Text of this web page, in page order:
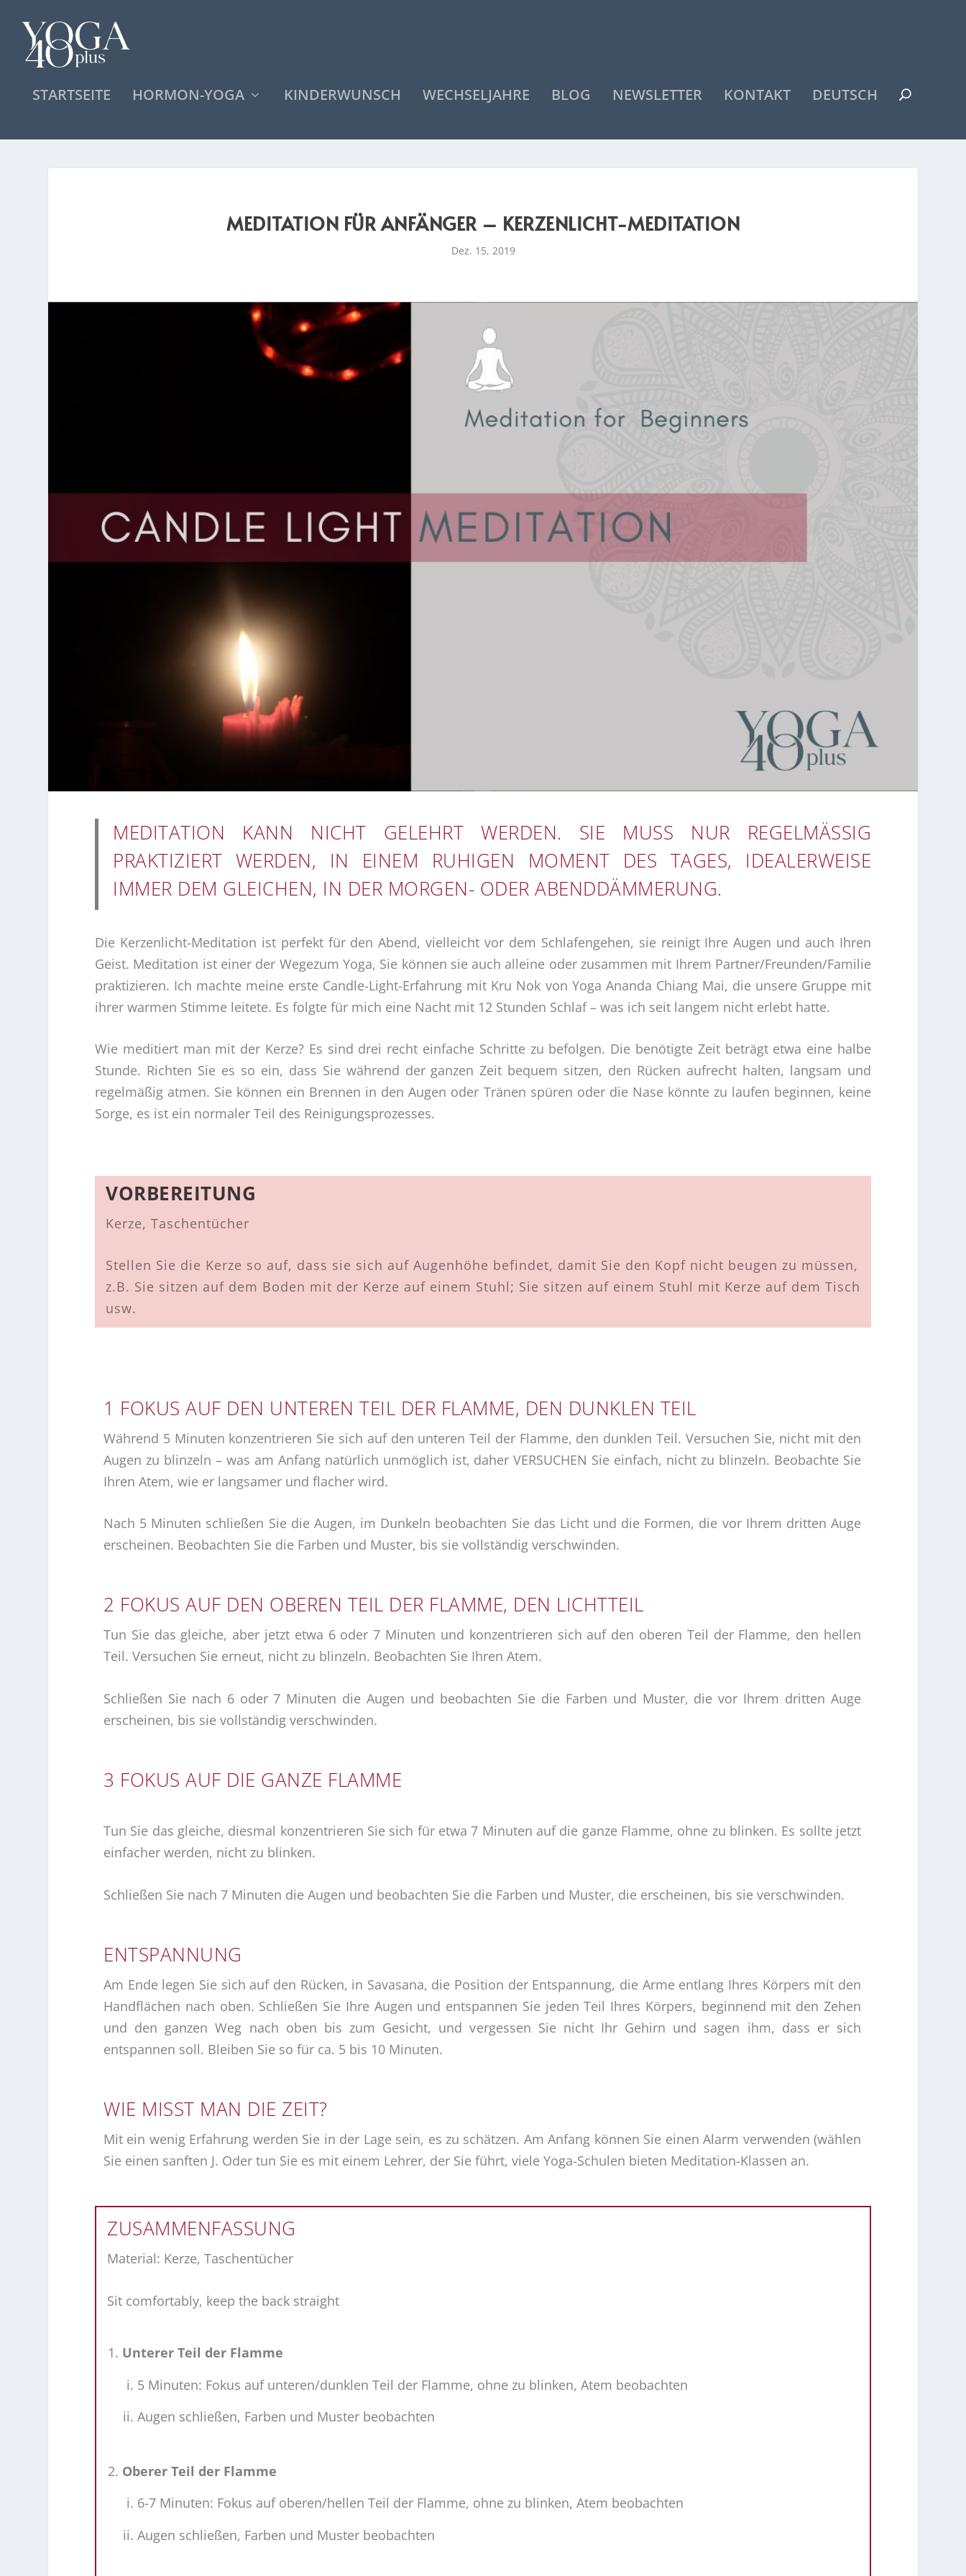
STARTSEITE HORMON-YOGA KINDERWUNSCH WECHSELJAHRE BLOG NEWSLETTER KONTAKT DEUTSCH
MEDITATION FÜR ANFÄNGER – KERZENLICHT-MEDITATION
Dez. 15, 2019
MEDITATION KANN NICHT GELEHRT WERDEN. SIE MUSS NUR REGELMÄSSIG P
RAKTIZIERT WERDEN, IN EINEM RUHIGEN MOMENT DES TAGES, IDEALERWEISE I
MMER DEM GLEICHEN, IN DER MORGEN- ODER ABENDDÄMMERUNG.
Die Kerzenlicht-Meditation ist perfekt für den Abend, vielleicht vor dem Schlafengehen, sie reinigt Ihre Augen und auch Ihren
Geist. Meditation ist einer der Wegezum Yoga, Sie können sie auch alleine oder zusammen mit Ihrem Partner/Freunden/Familie
praktizieren. Ich machte meine erste Candle-Light-Erfahrung mit Kru Nok von Yoga Ananda Chiang Mai, die unsere Gruppe mit
ihrer warmen Stimme leitete. Es folgte für mich eine Nacht mit 12 Stunden Schlaf – was ich seit langem nicht erlebt hatte.
Wie meditiert man mit der Kerze? Es sind drei recht einfache Schritte zu befolgen. Die benötigte Zeit beträgt etwa eine halbe
Stunde. Richten Sie es so ein, dass Sie während der ganzen Zeit bequem sitzen, den Rücken aufrecht halten, langsam und
regelmäßig atmen. Sie können ein Brennen in den Augen oder Tränen spüren oder die Nase könnte zu laufen beginnen, keine
Sorge, es ist ein normaler Teil des Reinigungsprozesses.
VORBEREITUNG
Kerze, Taschentücher
Stellen Sie die Kerze so auf, dass sie sich auf Augenhöhe befindet, damit Sie den Kopf nicht beugen zu müssen,
z.B. Sie sitzen auf dem Boden mit der Kerze auf einem Stuhl; Sie sitzen auf einem Stuhl mit Kerze auf dem Tisch
usw.
1 FOKUS AUF DEN UNTEREN TEIL DER FLAMME, DEN DUNKLEN TEIL
Während 5 Minuten konzentrieren Sie sich auf den unteren Teil der Flamme, den dunklen Teil. Versuchen Sie, nicht mit den
Augen zu blinzeln – was am Anfang natürlich unmöglich ist, daher VERSUCHEN Sie einfach, nicht zu blinzeln. Beobachte Sie
Ihren Atem, wie er langsamer und flacher wird.
Nach 5 Minuten schließen Sie die Augen, im Dunkeln beobachten Sie das Licht und die Formen, die vor Ihrem dritten Auge
erscheinen. Beobachten Sie die Farben und Muster, bis sie vollständig verschwinden.
2 FOKUS AUF DEN OBEREN TEIL DER FLAMME, DEN LICHTTEIL
Tun Sie das gleiche, aber jetzt etwa 6 oder 7 Minuten und konzentrieren sich auf den oberen Teil der Flamme, den hellen
Teil. Versuchen Sie erneut, nicht zu blinzeln. Beobachten Sie Ihren Atem.
Schließen Sie nach 6 oder 7 Minuten die Augen und beobachten Sie die Farben und Muster, die vor Ihrem dritten Auge
erscheinen, bis sie vollständig verschwinden.
3 FOKUS AUF DIE GANZE FLAMME
Tun Sie das gleiche, diesmal konzentrieren Sie sich für etwa 7 Minuten auf die ganze Flamme, ohne zu blinken. Es sollte jetzt
einfacher werden, nicht zu blinken.
Schließen Sie nach 7 Minuten die Augen und beobachten Sie die Farben und Muster, die erscheinen, bis sie verschwinden.
ENTSPANNUNG
Am Ende legen Sie sich auf den Rücken, in Savasana, die Position der Entspannung, die Arme entlang Ihres Körpers mit den
Handflächen nach oben. Schließen Sie Ihre Augen und entspannen Sie jeden Teil Ihres Körpers, beginnend mit den Zehen
und den ganzen Weg nach oben bis zum Gesicht, und vergessen Sie nicht Ihr Gehirn und sagen ihm, dass er sich
entspannen soll. Bleiben Sie so für ca. 5 bis 10 Minuten.
WIE MISST MAN DIE ZEIT?
Mit ein wenig Erfahrung werden Sie in der Lage sein, es zu schätzen. Am Anfang können Sie einen Alarm verwenden (wählen
Sie einen sanften J. Oder tun Sie es mit einem Lehrer, der Sie führt, viele Yoga-Schulen bieten Meditation-Klassen an.
ZUSAMMENFASSUNG
Material: Kerze, Taschentücher
Sit comfortably, keep the back straight
Unterer Teil der Flamme
5 Minuten: Fokus auf unteren/dunklen Teil der Flamme, ohne zu blinken, Atem beobachten
Augen schließen, Farben und Muster beobachten
Oberer Teil der Flamme
6-7 Minuten: Fokus auf oberen/hellen Teil der Flamme, ohne zu blinken, Atem beobachten
Augen schließen, Farben und Muster beobachten